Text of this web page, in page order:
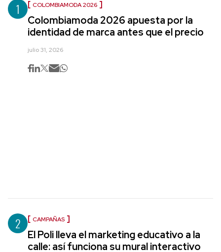
1 COLOMBIAMODA 2026
Colombiamoda 2026 apuesta por la
identidad de marca antes que el precio
julio 31, 2026
2 CAMPAÑAS
El Poli lleva el marketing educativo a la
calle: así funciona su mural interactivo